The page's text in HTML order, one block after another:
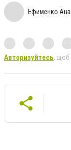
Ефименко
Авторизуйтесь, щоб